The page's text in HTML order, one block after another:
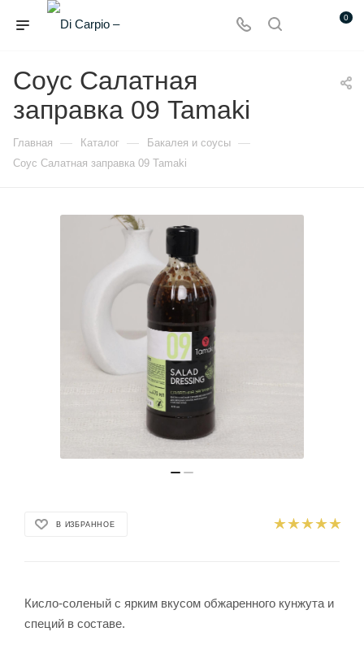
0
Соус Салатная
заправка 09 Tamaki
Главная — Каталог — Бакалея и соусы —
Соус Салатная заправка 09 Tamaki
В ИЗБРАННОЕ
Кисло-соленый с ярким вкусом обжаренного кунжута и
специй в составе.